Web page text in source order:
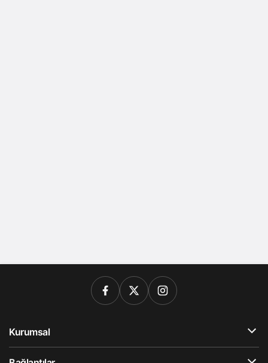
Kurumsal